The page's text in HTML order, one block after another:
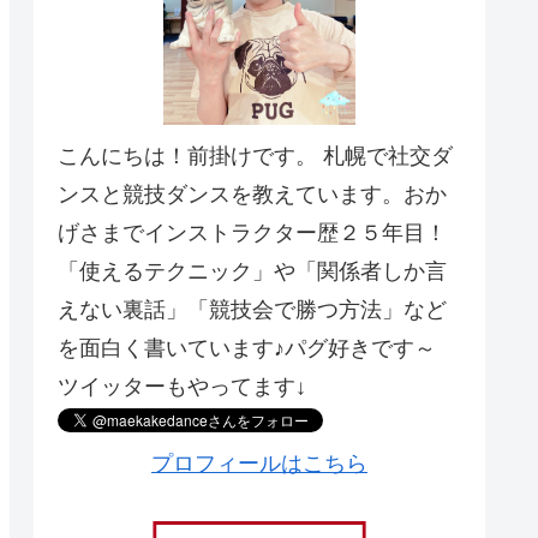
こんにちは！前掛けです。 札幌で社交ダ
ンスと競技ダンスを教えています。おか
げさまでインストラクター歴２５年目！
「使えるテクニック」や「関係者しか言
えない裏話」「競技会で勝つ方法」など
を面白く書いています♪パグ好きです～
ツイッターもやってます↓
プロフィールはこちら